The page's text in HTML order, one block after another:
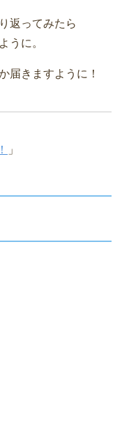
返ってみたら
うに。
届きますように！
」